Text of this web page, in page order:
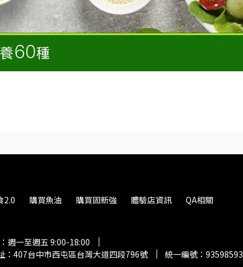
2.0 購買魚油 購買固新強 體驗店資訊 QA相關
週一至週五 9:00-18:00
：407台中市西屯區台灣大道四段796號 統一編號：93598593